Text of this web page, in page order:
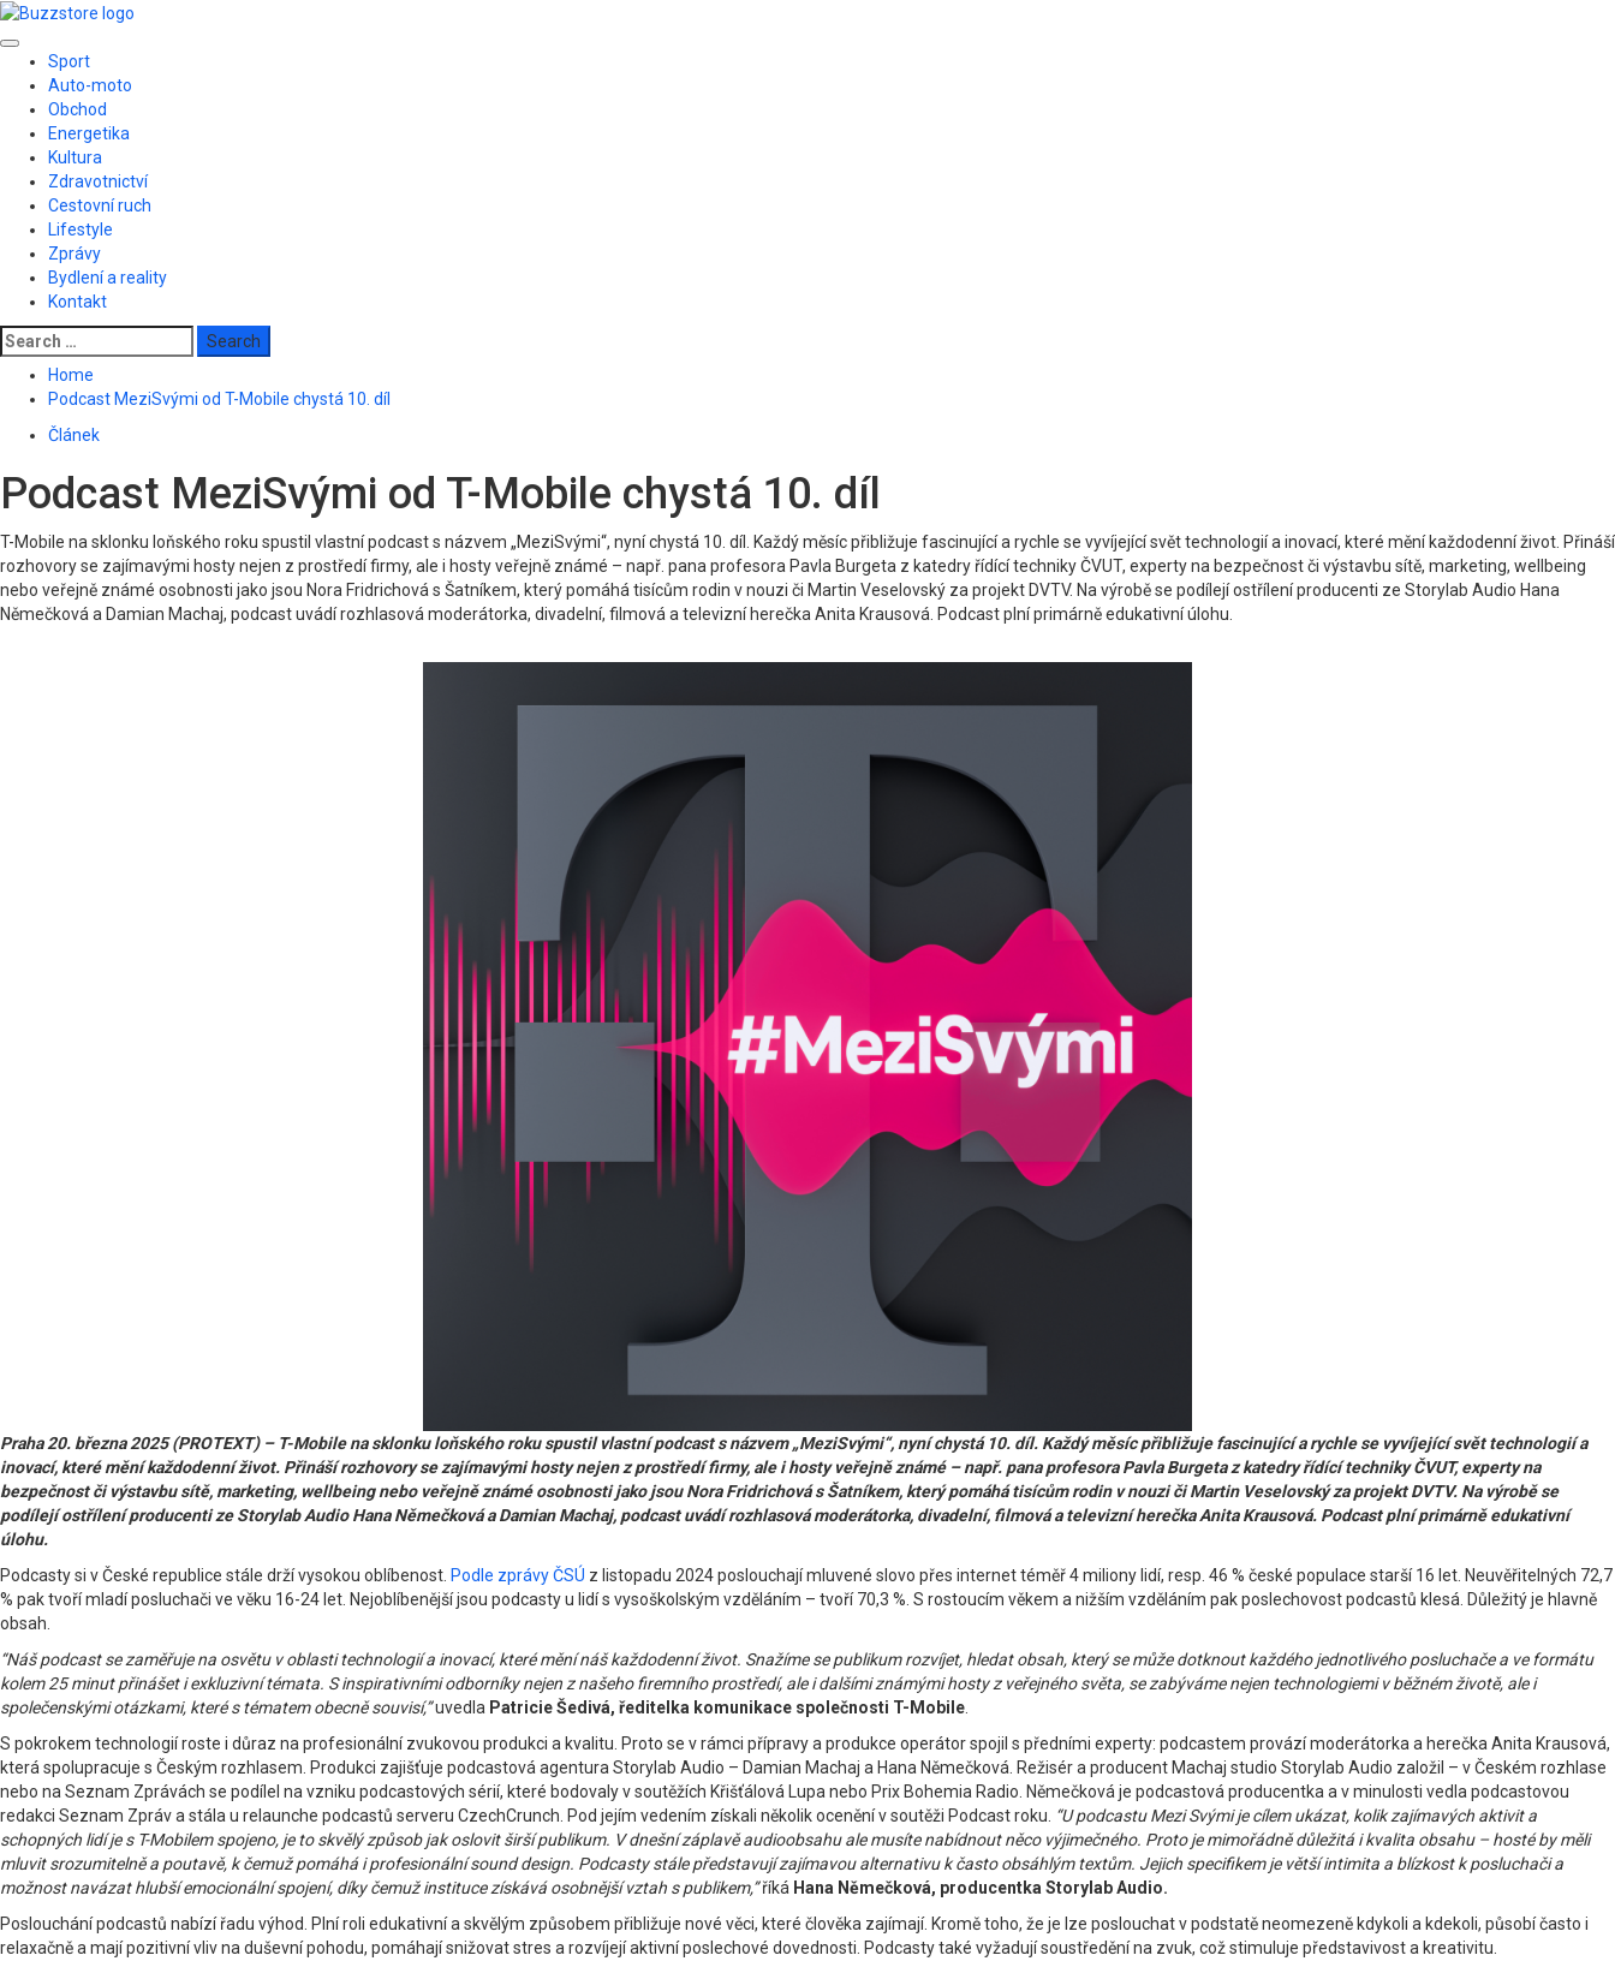
Skip
content
Primary
Menu
Sport
Auto-moto
Obchod
Energetika
Kultura
Zdravotnictví
Cestovní ruch
Lifestyle
Zprávy
Bydlení a reality
Kontakt
Search
for:
Home
Podcast MeziSvými od T-Mobile chystá 10. díl
Článek
Podcast MeziSvými od T-Mobile chystá 10. díl
T-Mobile na sklonku loňského roku spustil vlastní podcast s názvem „MeziSvými“, nyní chystá 10. díl. Každý měsíc přibližuje fascinující a rychle se vyvíjející svět technologií a inovací, které mění každodenní život. Přináší
rozhovory se zajímavými hosty nejen z prostředí firmy, ale i hosty veřejně známé – např. pana profesora Pavla Burgeta z katedry řídící techniky ČVUT, experty na bezpečnost či výstavbu sítě, marketing, wellbeing
nebo veřejně známé osobnosti jako jsou Nora Fridrichová s Šatníkem, který pomáhá tisícům rodin v nouzi či Martin Veselovský za projekt DVTV. Na výrobě se podílejí ostřílení producenti ze Storylab Audio Hana
Němečková a Damian Machaj, podcast uvádí rozhlasová moderátorka, divadelní, filmová a televizní herečka Anita Krausová. Podcast plní primárně edukativní úlohu.
Praha 20. března 2025 (PROTEXT) – T-Mobile na sklonku loňského roku spustil vlastní podcast s názvem „MeziSvými“, nyní chystá 10. díl. Každý měsíc přibližuje fascinující a rychle se vyvíjející svět technologií a
inovací, které mění každodenní život. Přináší rozhovory se zajímavými hosty nejen z prostředí firmy, ale i hosty veřejně známé – např. pana profesora Pavla Burgeta z katedry řídící techniky ČVUT, experty na
bezpečnost či výstavbu sítě, marketing, wellbeing nebo veřejně známé osobnosti jako jsou Nora Fridrichová s Šatníkem, který pomáhá tisícům rodin v nouzi či Martin Veselovský za projekt DVTV. Na výrobě se
podílejí ostřílení producenti ze Storylab Audio Hana Němečková a Damian Machaj, podcast uvádí rozhlasová moderátorka, divadelní, filmová a televizní herečka Anita Krausová. Podcast plní primárně edukativní
úlohu.
Podcasty si v České republice stále drží vysokou oblíbenost. Podle zprávy ČSÚ z listopadu 2024 poslouchají mluvené slovo přes internet téměř 4 miliony lidí, resp. 46 % české populace starší 16 let. Neuvěřitelných 72,7
% pak tvoří mladí posluchači ve věku 16-24 let. Nejoblíbenější jsou podcasty u lidí s vysoškolským vzděláním – tvoří 70,3 %. S rostoucím věkem a nižším vzděláním pak poslechovost podcastů klesá. Důležitý je hlavně
obsah.
“Náš podcast se zaměřuje na osvětu v oblasti technologií a inovací, které mění náš každodenní život. Snažíme se publikum rozvíjet, hledat obsah, který se může dotknout každého jednotlivého posluchače a ve formátu
kolem 25 minut přinášet i exkluzivní témata. S inspirativními odborníky nejen z našeho firemního prostředí, ale i dalšími známými hosty z veřejného světa, se zabýváme nejen technologiemi v běžném životě, ale i
společenskými otázkami, které s tématem obecně souvisí,”uvedla Patricie Šedivá, ředitelka komunikace společnosti T-Mobile.
S pokrokem technologií roste i důraz na profesionální zvukovou produkci a kvalitu. Proto se v rámci přípravy a produkce operátor spojil s předními experty: podcastem provází moderátorka a herečka Anita Krausová,
která spolupracuje s Českým rozhlasem. Produkci zajišťuje podcastová agentura Storylab Audio – Damian Machaj a Hana Němečková. Režisér a producent Machaj studio Storylab Audio založil – v Českém rozhlase
nebo na Seznam Zprávách se podílel na vzniku podcastových sérií, které bodovaly v soutěžích Křišťálová Lupa nebo Prix Bohemia Radio. Němečková je podcastová producentka a v minulosti vedla podcastovou
redakci Seznam Zpráv a stála u relaunche podcastů serveru CzechCrunch. Pod jejím vedením získali několik ocenění v soutěži Podcast roku. “U podcastu Mezi Svými je cílem ukázat, kolik zajímavých aktivit a
schopných lidí je s T-Mobilem spojeno, je to skvělý způsob jak oslovit širší publikum. V dnešní záplavě audioobsahu ale musíte nabídnout něco výjimečného. Proto je mimořádně důležitá i kvalita obsahu – hosté by měli
mluvit srozumitelně a poutavě, k čemuž pomáhá i profesionální sound design. Podcasty stále představují zajímavou alternativu k často obsáhlým textům. Jejich specifikem je větší intimita a blízkost k posluchači a
možnost navázat hlubší emocionální spojení, díky čemuž instituce získává osobnější vztah s publikem,”říká Hana Němečková, producentka Storylab Audio.
Poslouchání podcastů nabízí řadu výhod. Plní roli edukativní a skvělým způsobem přibližuje nové věci, které člověka zajímají. Kromě toho, že je lze poslouchat v podstatě neomezeně kdykoli a kdekoli, působí často i
relaxačně a mají pozitivní vliv na duševní pohodu, pomáhají snižovat stres a rozvíjejí aktivní poslechové dovednosti. Podcasty také vyžadují soustředění na zvuk, což stimuluje představivost a kreativitu.